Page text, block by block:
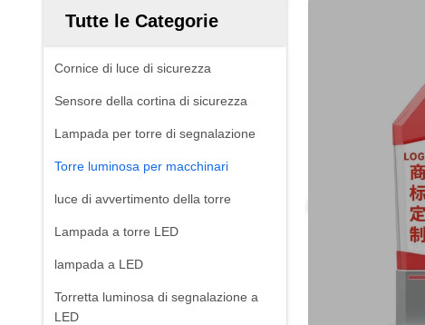
Tutte le Categorie
Cornice di luce di sicurezza
Sensore della cortina di sicurezza
Lampada per torre di segnalazione
Torre luminosa per macchinari
luce di avvertimento della torre
Lampada a torre LED
lampada a LED
Torretta luminosa di segnalazione a
LED